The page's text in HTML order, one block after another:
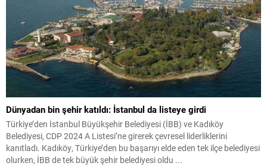
Dünyadan bin şehir katıldı: İstanbul da listeye girdi
Türkiye’den İstanbul Büyükşehir Belediyesi (İBB) ve Kadıköy
Belediyesi, CDP 2024 A Listesi’ne girerek çevresel liderliklerini
kanıtladı. Kadıköy, Türkiye’den bu başarıyı elde eden tek ilçe belediyesi
olurken, İBB de tek büyük şehir belediyesi oldu ...